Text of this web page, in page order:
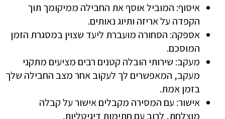
איסוף: המוביל אוסף את החבילה ממיקומך תוך
הקפדה על אריזה ותיוג נאותים.
אספקה: הסחורה מועברת ליעד שצוין במסגרת הזמן
המוסכם.
מעקב: שירותי הובלה קטנים רבים מציעים מתקני
מעקב, המאפשרים לך לעקוב אחר מצב החבילה שלך
בזמן אמת.
אישור: עם המסירה מקבלים אישור על קבלה
מוצלחת, לרוב עם חתימות דיגיטליות.